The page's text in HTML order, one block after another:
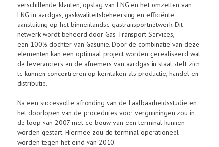
verschillende klanten, opslag van LNG en het omzetten van
LNG in aardgas, gaskwaliteitsbeheersing en efficiënte
aansluiting op het binnenlandse gastransportnetwerk. Dit
netwerk wordt beheerd door Gas Transport Services,
een 100% dochter van Gasunie. Door de combinatie van deze
elementen kan een optimaal project worden gerealiseerd wat
de leveranciers en de afnemers van aardgas in staat stelt zich
te kunnen concentreren op kerntaken als productie, handel en
distributie.
Na een succesvolle afronding van de haalbaarheidsstudie en
het doorlopen van de procedures voor vergunningen zou in
de loop van 2007 met de bouw van een terminal kunnen
worden gestart. Hiermee zou de terminal operationeel
worden tegen het eind van 2010.